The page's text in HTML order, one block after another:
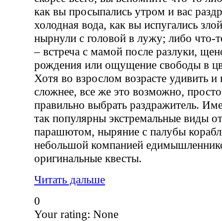
как вы просыпались утром и вас
холодная вода, как вы испугались
нырнули с головой в лужу; либо что-
– встреча с мамой после разлуки,
рождения или ощущение свободы в
Хотя во взрослом возрасте удивить и
сложнее, все же это возможно,
правильно выбрать раздражитель.
так популярны экстремальные виды
парашютом, ныряние с палубы
небольшой компанией
оригинальные квесты.
Читать дальше
0
Your rating: None